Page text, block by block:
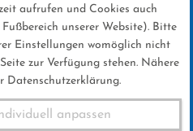
aufrufen und Cookies auch
unserer Website). Bitte
Einstellungen womöglich nicht
zur Verfügung stehen. Nähere
Datenschutzerklärung.
anpassen